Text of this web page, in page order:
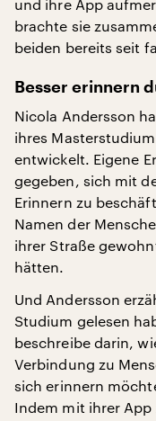
und ihre App
brachte sie
beiden bereits seit
Besser erinnern
Nicola Andersson
ihres
entwickelt. Eigene
gegeben, sich mit
Erinnern zu
Namen der
ihrer Straße
hätten.
Und Andersson
Studium gelesen
beschreibe darin,
Verbindung zu
sich erinnern
Indem mit ihrer App